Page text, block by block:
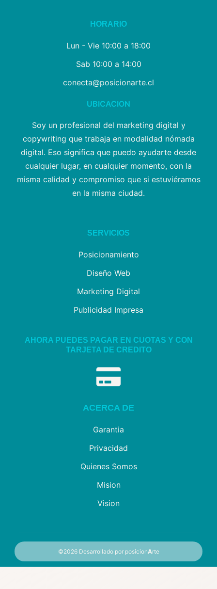
HORARIO
Lun - Vie 10:00 a 18:00
Sab 10:00 a 14:00
conecta@posicionarte.cl
UBICACION
Soy un profesional del marketing digital y
copywriting que trabaja en modalidad nómada
digital. Eso significa que puedo ayudarte desde
cualquier lugar, en cualquier momento, con la
misma calidad y compromiso que si estuviéramos
en la misma ciudad.
SERVICIOS
Posicionamiento
Diseño Web
Marketing Digital
Publicidad Impresa
AHORA PUEDES PAGAR EN CUOTAS Y CON
TARJETA DE CREDITO
ACERCA DE
Garantia
Privacidad
Quienes Somos
Mision
Vision
©2026 Desarrollado por posicionArte